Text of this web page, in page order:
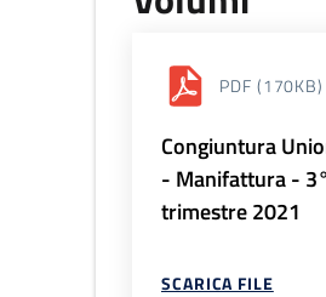
PDF (170KB)
Congiuntura
- Manifattura - 3°
trimestre 2021
SCARICA FILE